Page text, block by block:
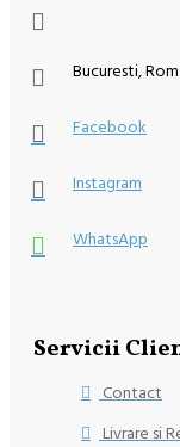
Bucuresti,
Facebook
Instagram
WhatsApp
Servicii
Contact
Livrare si